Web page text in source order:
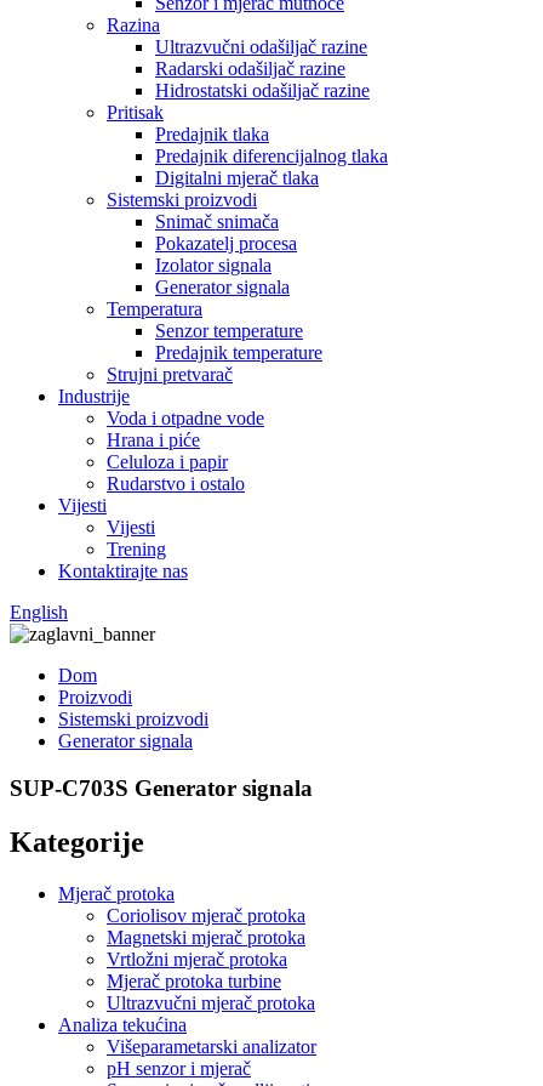
Razina
Ultrazvučni odašiljač razine
Radarski odašiljač razine
Hidrostatski odašiljač razine
Pritisak
Predajnik tlaka
Predajnik diferencijalnog tlaka
Digitalni mjerač tlaka
Sistemski proizvodi
Snimač snimača
Pokazatelj procesa
Izolator signala
Generator signala
Temperatura
Senzor temperature
Predajnik temperature
Strujni pretvarač
Industrije
Voda i otpadne vode
Hrana i piće
Celuloza i papir
Rudarstvo i ostalo
Vijesti
Vijesti
Trening
Kontaktirajte nas
English
Dom
Proizvodi
Sistemski proizvodi
Generator signala
SUP-C703S Generator signala
Kategorije
Mjerač protoka
Coriolisov mjerač protoka
Magnetski mjerač protoka
Vrtložni mjerač protoka
Mjerač protoka turbine
Ultrazvučni mjerač protoka
Analiza tekućina
Višeparametarski analizator
pH senzor i mjerač